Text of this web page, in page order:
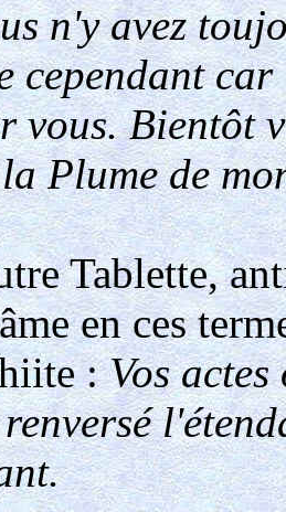
n'y avez
cependant
vous. Bientôt
Plume de
Tablette,
en ces
:Vos